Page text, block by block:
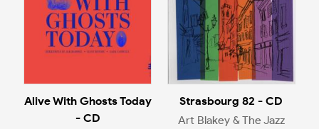
Alive With Ghosts Today
- CD
Strasbourg 82 - CD
Art Blakey & The Jazz